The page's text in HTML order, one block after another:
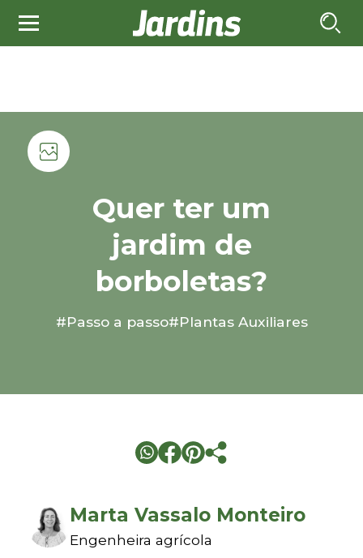
Quer ter um
jardim de
borboletas?
#Passo a passo#Plantas Auxiliares
Marta Vassalo Monteiro
Engenheira agrícola